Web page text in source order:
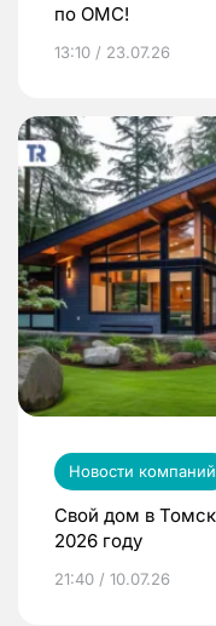
по ОМС!
13:10 / 23.07.26
Новости компаний
Свой дом в
2026 году
21:40 / 10.07.26